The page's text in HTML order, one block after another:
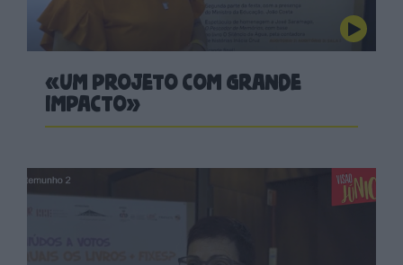
«Um projeto com grande
impacto»